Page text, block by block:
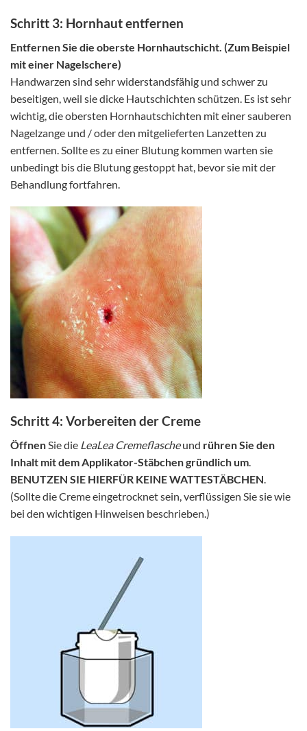
Schritt 3: Hornhaut entfernen
Entfernen Sie die oberste Hornhautschicht. (Zum Beispiel
mit einer Nagelschere)
Handwarzen sind sehr widerstandsfähig und schwer zu
beseitigen, weil sie dicke Hautschichten schützen. Es ist sehr
wichtig, die obersten Hornhautschichten mit einer sauberen
Nagelzange und / oder den mitgelieferten Lanzetten zu
entfernen. Sollte es zu einer Blutung kommen warten sie
unbedingt bis die Blutung gestoppt hat, bevor sie mit der
Behandlung fortfahren.
Schritt 4: Vorbereiten der Creme
Öffnen Sie die LeaLea Cremeflascheund rühren Sie den
Inhalt mit dem Applikator-Stäbchen gründlich um
BENUTZEN SIE HIERFÜR KEINE WATTESTÄBCHEN
(Sollte die Creme eingetrocknet sein, verflüssigen Sie sie wie
bei den wichtigen Hinweisen beschrieben.)